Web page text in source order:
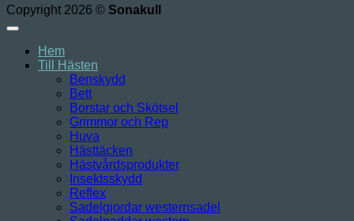
Copyright 2026 © Sonakull
Hem
Till Hästen
Benskydd
Bett
Borstar och Skötsel
Grimmor och Rep
Huva
Hästtäcken
Hästvårdsprodukter
Insektsskydd
Reflex
Sadelgjordar westernsadel